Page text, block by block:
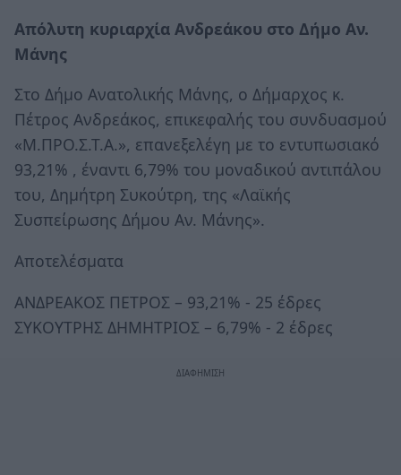
Απόλυτη κυριαρχία Ανδρεάκου στο Δήμο Αν.
Μάνης
Στο Δήμο Ανατολικής Μάνης, ο Δήμαρχος κ.
Πέτρος Ανδρεάκος, επικεφαλής του συνδυασμού
«Μ.ΠΡΟ.Σ.Τ.Α.», επανεξελέγη με το εντυπωσιακό
93,21% , έναντι 6,79% του μοναδικού αντιπάλου
του, Δημήτρη Συκούτρη, της «Λαϊκής
Συσπείρωσης Δήμου Αν. Μάνης».
Αποτελέσματα
ΑΝΔΡΕΑΚΟΣ ΠΕΤΡΟΣ – 93,21% - 25 έδρες
ΣΥΚΟΥΤΡΗΣ ΔΗΜΗΤΡΙΟΣ – 6,79% - 2 έδρες